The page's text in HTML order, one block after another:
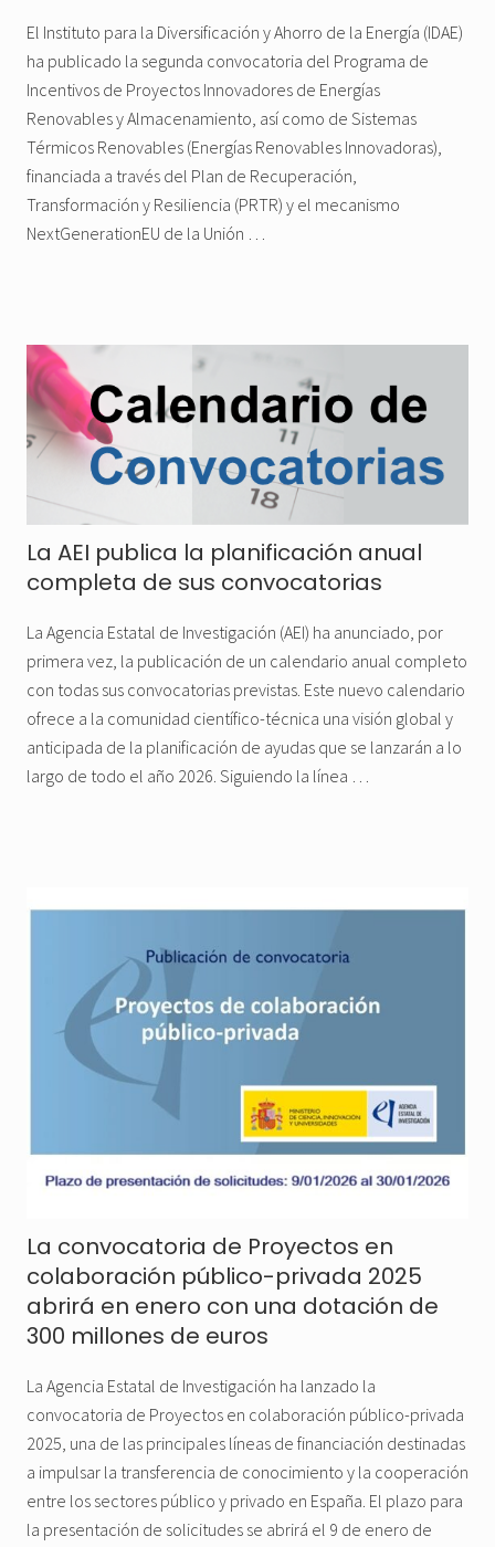
El Instituto para la Diversificación y Ahorro de la Energía (IDAE)
ha publicado la segunda convocatoria del Programa de
Incentivos de Proyectos Innovadores de Energías
Renovables y Almacenamiento, así como de Sistemas
Térmicos Renovables (Energías Renovables Innovadoras),
financiada a través del Plan de Recuperación,
Transformación y Resiliencia (PRTR) y el mecanismo
NextGenerationEU de la Unión …
La AEI publica la planificación anual
completa de sus convocatorias
La Agencia Estatal de Investigación (AEI) ha anunciado, por
primera vez, la publicación de un calendario anual completo
con todas sus convocatorias previstas. Este nuevo calendario
ofrece a la comunidad científico-técnica una visión global y
anticipada de la planificación de ayudas que se lanzarán a lo
largo de todo el año 2026. Siguiendo la línea …
La convocatoria de Proyectos en
colaboración público-privada 2025
abrirá en enero con una dotación de
300 millones de euros
La Agencia Estatal de Investigación ha lanzado la
convocatoria de Proyectos en colaboración público-privada
2025, una de las principales líneas de financiación destinadas
a impulsar la transferencia de conocimiento y la cooperación
entre los sectores público y privado en España. El plazo para
la presentación de solicitudes se abrirá el 9 de enero de